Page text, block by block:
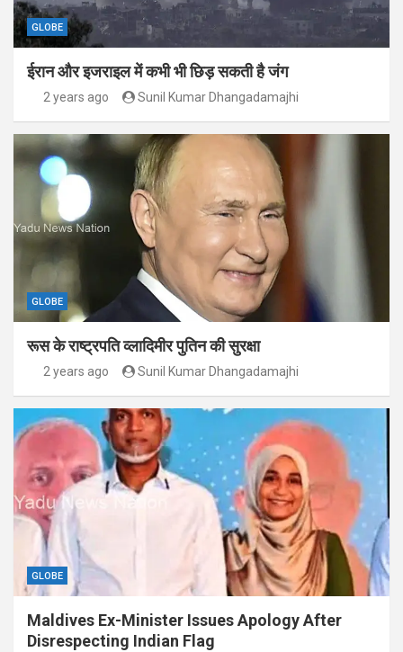
GLOBE
ईरान और इजराइल में कभी भी छिड़ सकती है जंग
2 years ago Sunil Kumar Dhangadamajhi
GLOBE
रूस के राष्ट्रपति व्लादिमीर पुतिन की सुरक्षा
2 years ago Sunil Kumar Dhangadamajhi
GLOBE
Maldives Ex-Minister Issues Apology After
Disrespecting Indian Flag